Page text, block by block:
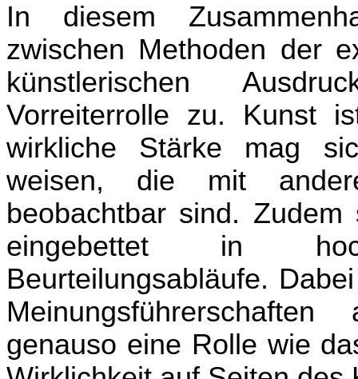
In diesem
zwischen Methoden der
künstlerischen
Vorreiterrolle zu. Kunst
wirkliche Stärke mag
weisen, die mit
beobachtbar sind.
eingebettet in
Beurteilungsabläufe.
genauso eine Rolle wie